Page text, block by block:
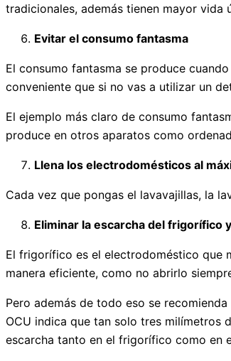
tradicionales, además tienen mayor vida
Evitar el consumo fantasma
El consumo fantasma se produce
conveniente que si no vas a utilizar un
El ejemplo más claro de consumo
produce en otros aparatos como
Llena los electrodomésticos al
Cada vez que pongas el lavavajillas, la
Eliminar la escarcha del frigorífico
El frigorífico es el electrodoméstico que
manera eficiente, como no abrirlo
Pero además de todo eso se
OCU indica que tan solo tres milímetros
escarcha tanto en el frigorífico como en